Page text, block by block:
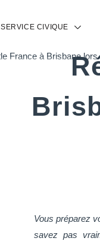
SERVICE CIVIQUE
Vous préparez
savez pas